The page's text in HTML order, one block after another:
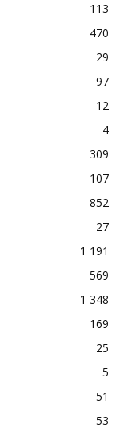
113
470
29
97
12
4
309
107
852
27
1 191
569
1 348
169
25
5
51
53